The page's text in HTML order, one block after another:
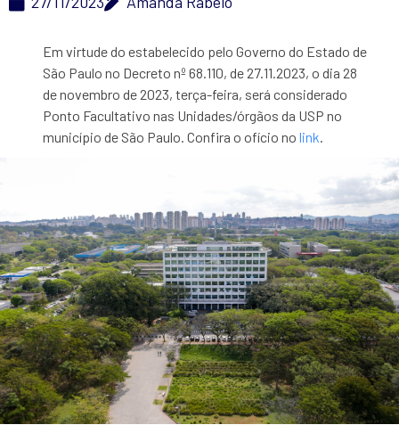
Em virtude do estabelecido pelo Governo do Estado de
São Paulo no Decreto nº 68.110, de 27.11.2023, o dia 28
de novembro de 2023, terça-feira, será considerado
Ponto Facultativo nas Unidades/órgãos da USP no
município de São Paulo. Confira o ofício nolink.